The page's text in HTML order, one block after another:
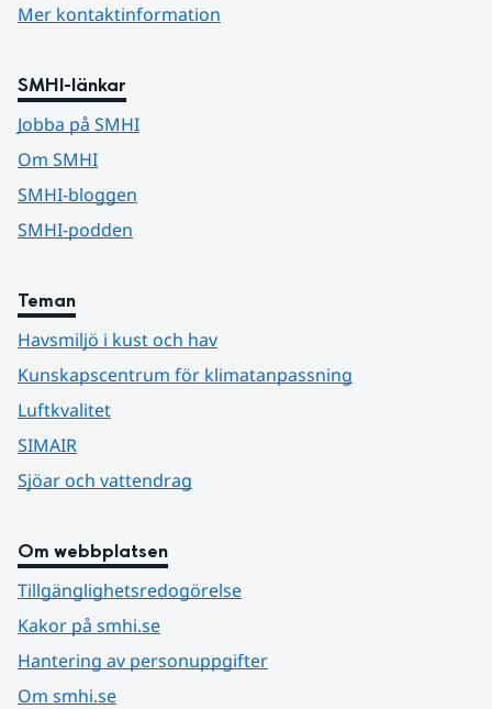
Mer kontaktinformation
SMHI-länkar
Jobba på SMHI
Om SMHI
SMHI-bloggen
SMHI-podden
Teman
Havsmiljö i kust och hav
Kunskapscentrum för klimatanpassning
Luftkvalitet
SIMAIR
Sjöar och vattendrag
Om webbplatsen
Tillgänglighetsredogörelse
Kakor på smhi.se
Hantering av personuppgifter
Om smhi.se